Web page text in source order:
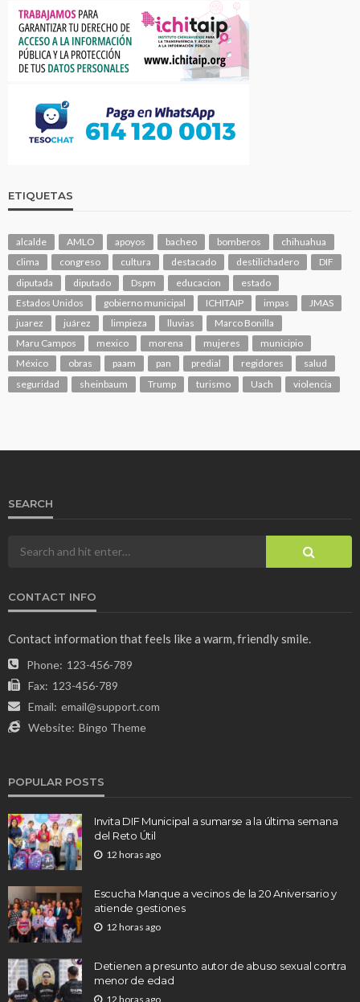
ETIQUETAS
alcalde AMLO apoyos bacheo bomberos
chihuahua
clima
congreso cultura destacado destilichadero
DIF
diputada
diputado Dspm educacion
estado
Estados Unidos
gobierno municipal ICHITAIP impas
JMAS
juarez
juárez limpieza lluvias
Marco Bonilla
Maru Campos
mexico morena mujeres
municipio
México
obras paam pan predial regidores
salud
seguridad
sheinbaum Trump turismo Uach violencia
SEARCH
CONTACT INFO
Contact information that feels like a warm, friendly smile.
Phone: 123-456-789
Fax: 123-456-789
Email: email@support.com
Website: Bingo Theme
POPULAR POSTS
Invita DIF Municipal a sumarse a la última semana
del Reto Útil
12 horas ago
Escucha Manque a vecinos de la 20 Aniversario y
atiende gestiones
12 horas ago
Detienen a presunto autor de abuso sexual contra
menor de edad
12 horas ago